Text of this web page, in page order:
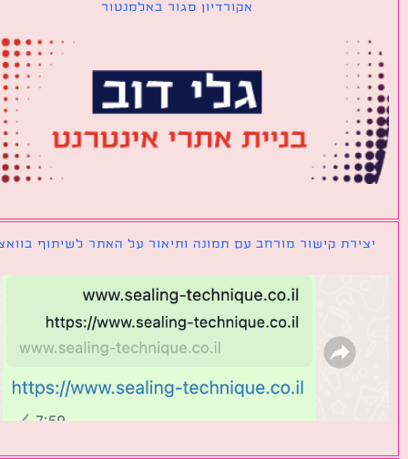
אקורדיון סגור באלמנטור
קישור מורחב עם תמונה ותיאור על האתר לשיתוף בוואצאפ